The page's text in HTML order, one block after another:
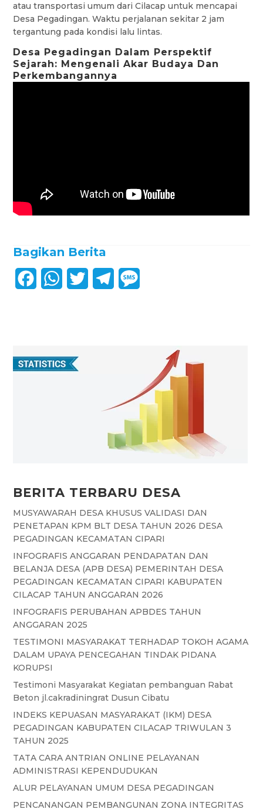
atau transportasi umum dari Cilacap untuk mencapai
Desa Pegadingan. Waktu perjalanan sekitar 2 jam
tergantung pada kondisi lalu lintas.
Desa Pegadingan Dalam Perspektif
Sejarah: Mengenali Akar Budaya Dan
Perkembangannya
Bagikan Berita
b
W
s
T
a
g
e
BERITA TERBARU DESA
MUSYAWARAH DESA KHUSUS VALIDASI DAN
PENETAPAN KPM BLT DESA TAHUN 2026 DESA
PEGADINGAN KECAMATAN CIPARI
INFOGRAFIS ANGGARAN PENDAPATAN DAN
BELANJA DESA (APB DESA) PEMERINTAH DESA
PEGADINGAN KECAMATAN CIPARI KABUPATEN
CILACAP TAHUN ANGGARAN 2026
INFOGRAFIS PERUBAHAN APBDES TAHUN
ANGGARAN 2025
TESTIMONI MASYARAKAT TERHADAP TOKOH AGAMA
DALAM UPAYA PENCEGAHAN TINDAK PIDANA
KORUPSI
Testimoni Masyarakat Kegiatan pembanguan Rabat
Beton jl.cakradiningrat Dusun Cibatu
INDEKS KEPUASAN MASYARAKAT (IKM) DESA
PEGADINGAN KABUPATEN CILACAP TRIWULAN 3
TAHUN 2025
TATA CARA ANTRIAN ONLINE PELAYANAN
ADMINISTRASI KEPENDUDUKAN
ALUR PELAYANAN UMUM DESA PEGADINGAN
PENCANANGAN PEMBANGUNAN ZONA INTEGRITAS